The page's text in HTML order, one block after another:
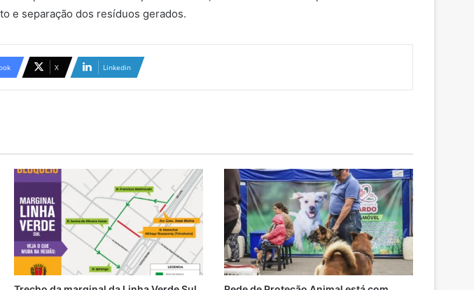
e separação dos resíduos gerados.
X Linkedin